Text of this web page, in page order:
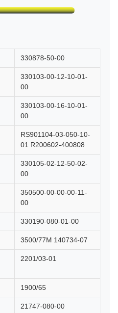
330878-50-00
330103-00-12-10-01-
00
330103-00-16-10-01-
00
RS901104-03-050-10-
01 R200602-400808
330105-02-12-50-02-
00
350500-00-00-00-11-
00
330190-080-01-00
3500/77M 140734-07
2201/03-01
1900/65
21747-080-00